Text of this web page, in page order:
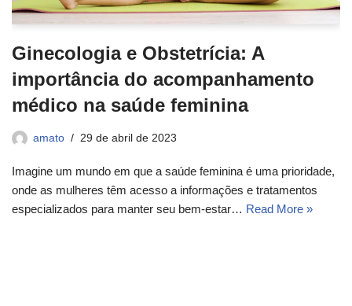
Ginecologia e Obstetrícia: A
importância do acompanhamento
médico na saúde feminina
amato 29 de abril de 2023
Imagine um mundo em que a saúde feminina é uma prioridade,
onde as mulheres têm acesso a informações e tratamentos
especializados para manter seu bem-estar… Read More »